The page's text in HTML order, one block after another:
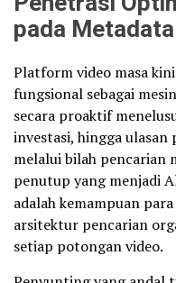
pada Metadata
Platform video masa
fungsional sebagai
secara proaktif
investasi, hingga
melalui bilah pencarian
penutup yang menjadi
adalah kemampuan
arsitektur pencarian
setiap potongan video.